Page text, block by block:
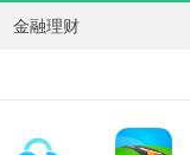
金融理财